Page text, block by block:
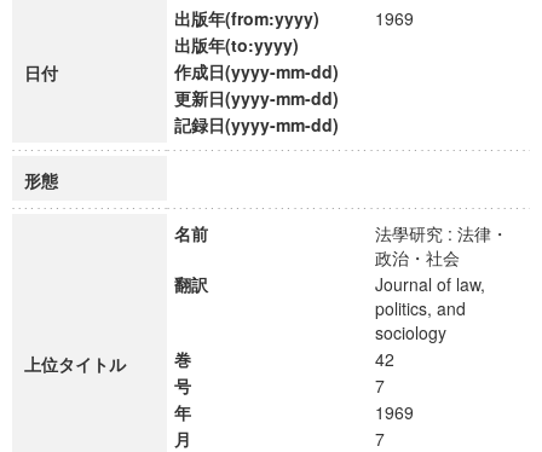
日付
出版年(from:yyyy)
1969
出版年(to:yyyy)
作成日(yyyy-mm-dd)
更新日(yyyy-mm-dd)
記録日(yyyy-mm-dd)
形態
上位タイトル
名前
法學研究 : 法律・
政治・社会
翻訳
Journal of law,
politics, and
sociology
巻
42
号
7
年
1969
月
7